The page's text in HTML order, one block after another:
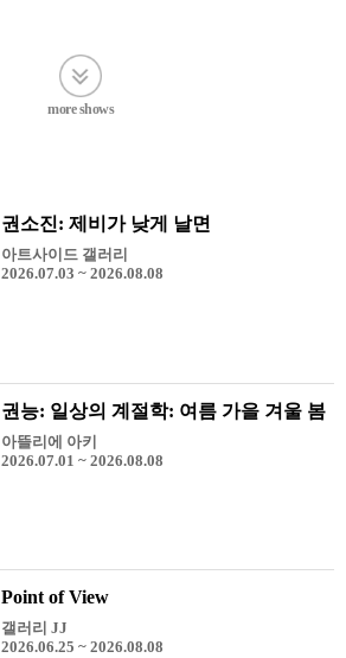
more shows
권소진: 제비가 낮게 날면
아트사이드 갤러리
2026.07.03 ~ 2026.08.08
권능: 일상의 계절학: 여름 가을 겨울 봄
아뜰리에 아키
2026.07.01 ~ 2026.08.08
Point of View
갤러리 JJ
2026.06.25 ~ 2026.08.08